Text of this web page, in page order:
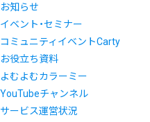
お知らせ
イベント・セミナー
コミュニティイベントCarty
お役立ち資料
よむよむカラーミー
YouTubeチャンネル
サービス運営状況